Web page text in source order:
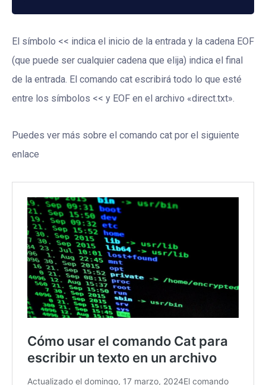
El símbolo << indica el inicio de la entrada y la cadena EOF
(que puede ser cualquier cadena que elija) indica el final
de la entrada. El comando cat escribirá todo lo que esté
entre los símbolos << y EOF en el archivo «direct.txt».
Puedes ver más sobre el comando cat por el siguiente
enlace